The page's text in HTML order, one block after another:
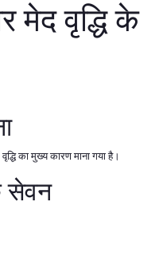
मेद वृद्धि के
का मुख्य कारण माना गया है।
सेवन